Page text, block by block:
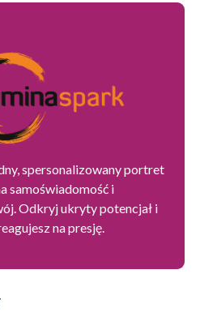
spersonalizowany portret
samoświadomość i
Odkryj ukryty potencjał i
na presję.